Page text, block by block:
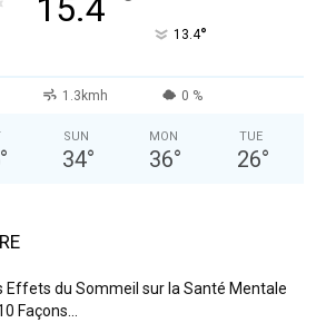
15.4
13.4°
1.3kmh 0 %
°
SUN
34°
MON
36°
TUE
26°
Effets du Sommeil sur la Santé Mentale
Façons...